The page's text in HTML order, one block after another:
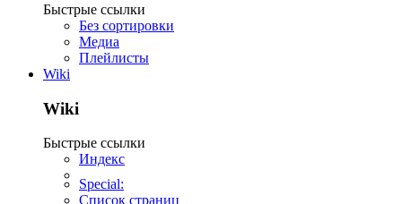
Быстрые ссылки
Без сортировки
Медиа
Плейлисты
Wiki
Wiki
Быстрые ссылки
Индекс
Special:
Список страниц